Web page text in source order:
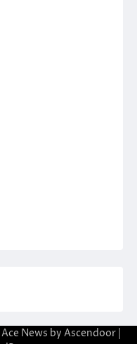
| Ace News by Ascendoor